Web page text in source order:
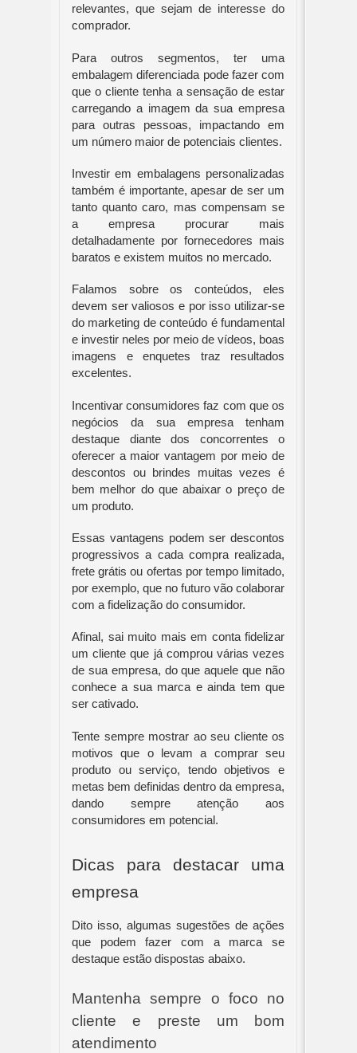
relevantes, que sejam de interesse do
comprador.
Para outros segmentos, ter uma
embalagem diferenciada pode fazer com
que o cliente tenha a sensação de estar
carregando a imagem da sua empresa
para outras pessoas, impactando em
um número maior de potenciais clientes.
Investir em embalagens personalizadas
também é importante, apesar de ser um
tanto quanto caro, mas compensam se
a empresa procurar mais
detalhadamente por fornecedores mais
baratos e existem muitos no mercado.
Falamos sobre os conteúdos, eles
devem ser valiosos e por isso utilizar-se
do marketing de conteúdo é fundamental
e investir neles por meio de vídeos, boas
imagens e enquetes traz resultados
excelentes.
Incentivar consumidores faz com que os
negócios da sua empresa tenham
destaque diante dos concorrentes o
oferecer a maior vantagem por meio de
descontos ou brindes muitas vezes é
bem melhor do que abaixar o preço de
um produto.
Essas vantagens podem ser descontos
progressivos a cada compra realizada,
frete grátis ou ofertas por tempo limitado,
por exemplo, que no futuro vão colaborar
com a fidelização do consumidor.
Afinal, sai muito mais em conta fidelizar
um cliente que já comprou várias vezes
de sua empresa, do que aquele que não
conhece a sua marca e ainda tem que
ser cativado.
Tente sempre mostrar ao seu cliente os
motivos que o levam a comprar seu
produto ou serviço, tendo objetivos e
metas bem definidas dentro da empresa,
dando sempre atenção aos
consumidores em potencial.
Dicas para destacar uma
empresa
Dito isso, algumas sugestões de ações
que podem fazer com a marca se
destaque estão dispostas abaixo.
Mantenha sempre o foco no
cliente e preste um bom
atendimento